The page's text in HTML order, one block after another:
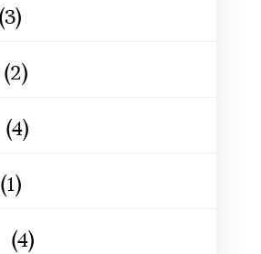
(3)
(2)
(4)
(1)
(4)